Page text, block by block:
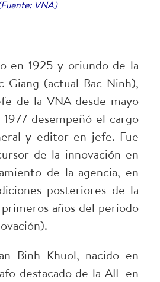
VNA)
en 1925 y oriundo de la
Giang (actual Bac Ninh),
de la VNA desde mayo
desempeñó el cargo
y editor en jefe. Fue
de la innovación en
de la agencia, en
posteriores de la
años del periodo
Binh Khuol, nacido en
destacado de la AIL en